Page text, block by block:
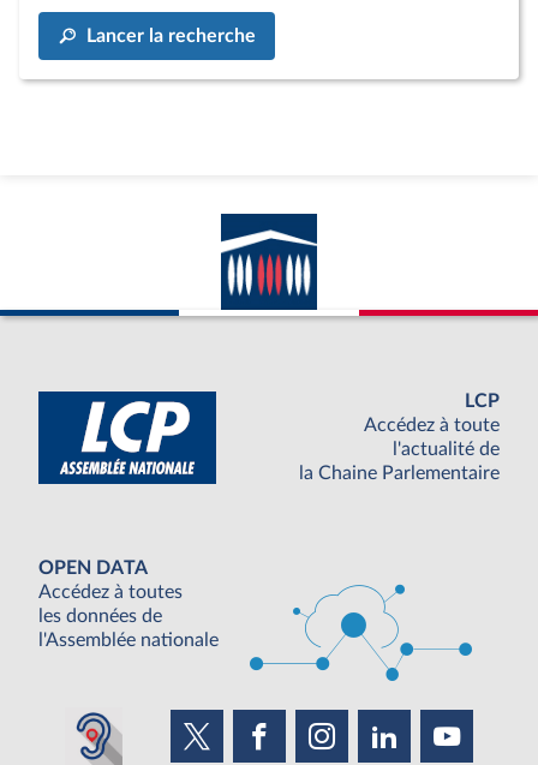
Lancer la recherche
LCP
Accédez à toute
l'actualité de
la Chaine Parlementaire
OPEN DATA
Accédez à toutes
les données de
l'Assemblée nationale